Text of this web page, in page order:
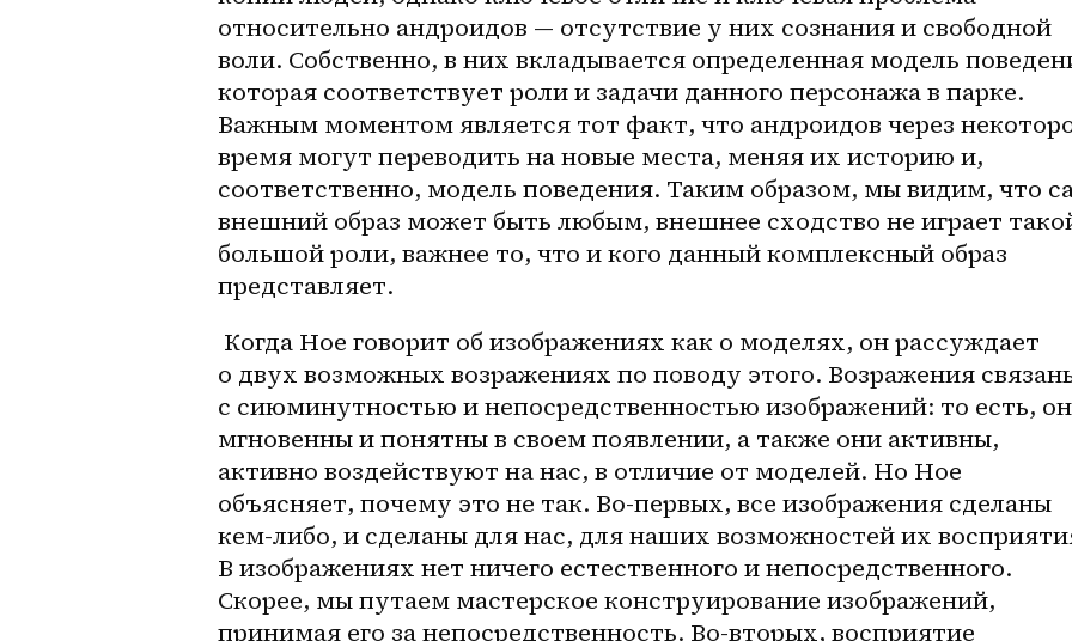
относительно андроидов — отсутствие у них сознания и свободной
воли. Собственно, в них вкладывается определенная модель
которая соответствует роли и задачи данного персонажа в парке.
Важным моментом является тот факт, что андроидов через
время могут переводить на новые места, меняя их историю и,
соответственно, модель поведения. Таким образом, мы видим, что
внешний образ может быть любым, внешнее сходство не играет
большой роли, важнее то, что и кого данный комплексный образ
представляет.
о двух возможных возражениях по поводу этого. Возражения
с сиюминутностью и непосредственностью изображений: то есть,
мгновенны и понятны в своем появлении, а также они активны,
активно воздействуют на нас, в отличие от моделей. Но Ное
объясняет, почему это не так. Во-первых, все изображения сделаны
кем-либо, и сделаны для нас, для наших возможностей их
В изображениях нет ничего естественного и непосредственного.
Скорее, мы путаем мастерское конструирование изображений,
принимая его за непосредственность. Во-вторых, восприятие